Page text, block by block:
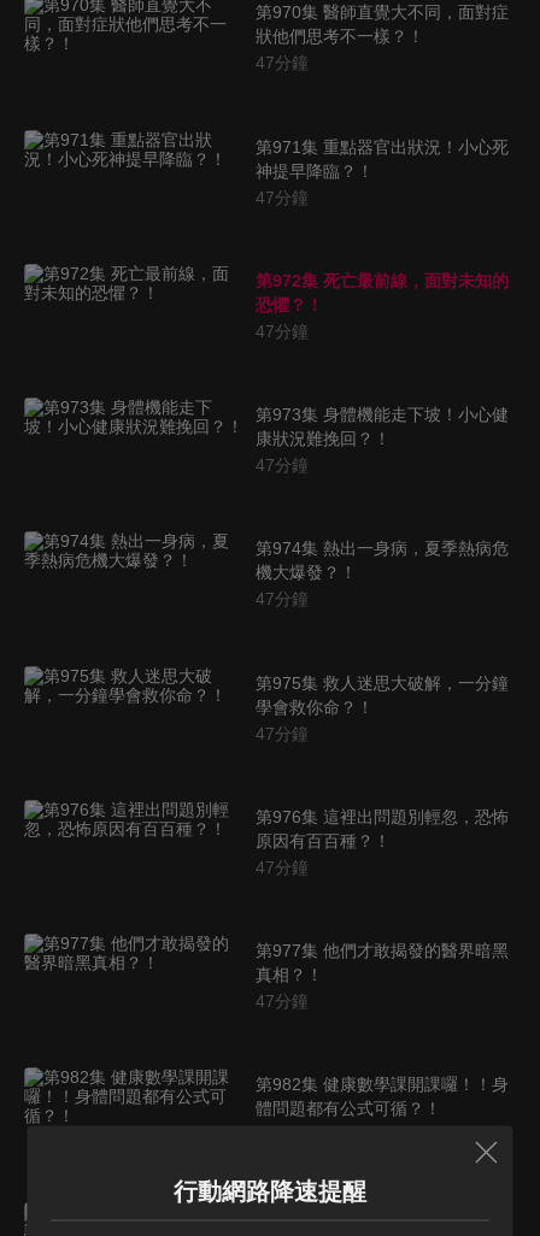
第970集 醫師直覺大不同，面對症
狀他們思考不一樣？！
47分鐘
第971集 重點器官出狀況！小心死
神提早降臨？！
47分鐘
第972集 死亡最前線，面對未知的
恐懼？！
47分鐘
第973集 身體機能走下坡！小心健
康狀況難挽回？！
47分鐘
第974集 熱出一身病，夏季熱病危
機大爆發？！
47分鐘
第975集 救人迷思大破解，一分鐘
學會救你命？！
47分鐘
第976集 這裡出問題別輕忽，恐怖
原因有百百種？！
47分鐘
第977集 他們才敢揭發的醫界暗黑
真相？！
47分鐘
第982集 健康數學課開課囉！！身
體問題都有公式可循？！
行動網路降速提醒